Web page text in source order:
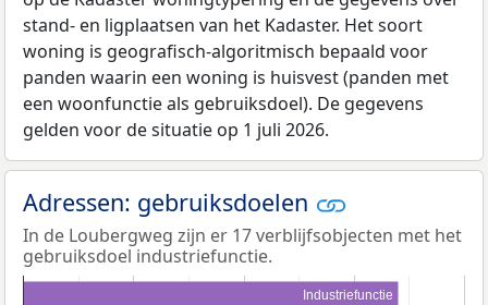
stand- en ligplaatsen van het Kadaster. Het soort
woning is geografisch-algoritmisch bepaald voor
panden waarin een woning is huisvest (panden met
een woonfunctie als gebruiksdoel). De gegevens
gelden voor de situatie op 1 juli 2026.
Adressen: gebruiksdoelen
In de Loubergweg zijn er 17 verblijfsobjecten met het
gebruiksdoel industriefunctie.
Industriefunctie